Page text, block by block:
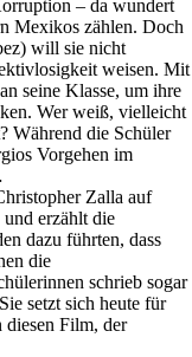
– da wundert
Mexikos zählen. Doch
will sie nicht
weisen. Mit
seine Klasse, um ihre
Wer weiß, vielleicht
Während die Schüler
Vorgehen im
Zalla auf
und erzählt die
dazu führten, dass
die
schrieb sogar
setzt sich heute für
diesen Film, der